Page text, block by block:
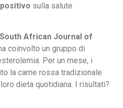
positivo sulla salute
South African Journal of
coinvolto un gruppo di
Per un mese, i
la carne rossa tradizionale
dieta quotidiana. I risultati?